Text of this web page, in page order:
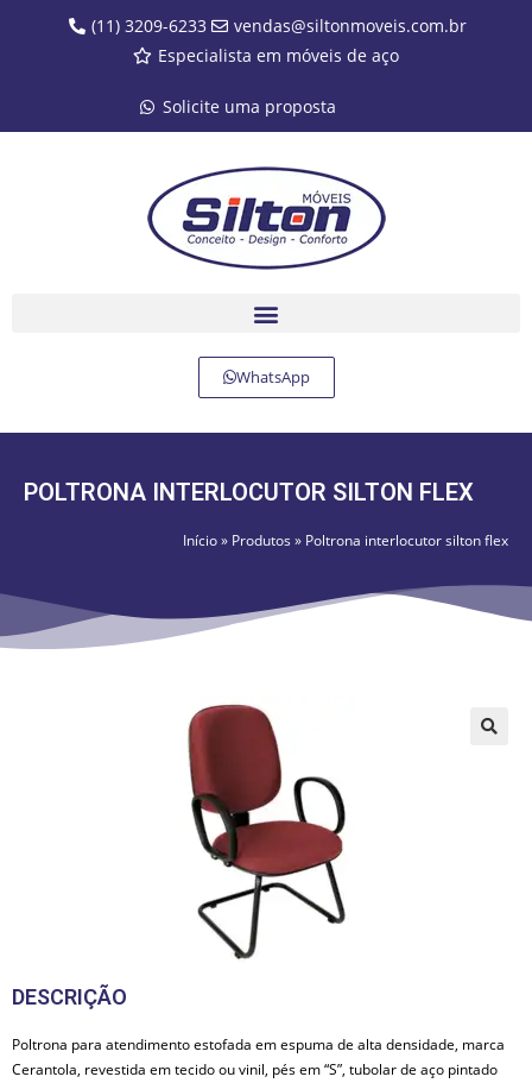
(11) 3209-6233
vendas@siltonmoveis.com.br
Especialista em móveis de aço
Solicite uma proposta
WhatsApp
POLTRONA INTERLOCUTOR SILTON FLEX
Início» Produtos » Poltrona interlocutor silton flex
DESCRIÇÃO
Poltrona para atendimento estofada em espuma de alta densidade, marca
Cerantola, revestida em tecido ou vinil, pés em “S”, tubolar de aço pintado